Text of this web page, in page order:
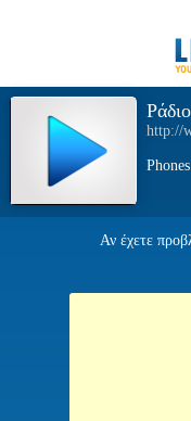
http://
Αν έχετε